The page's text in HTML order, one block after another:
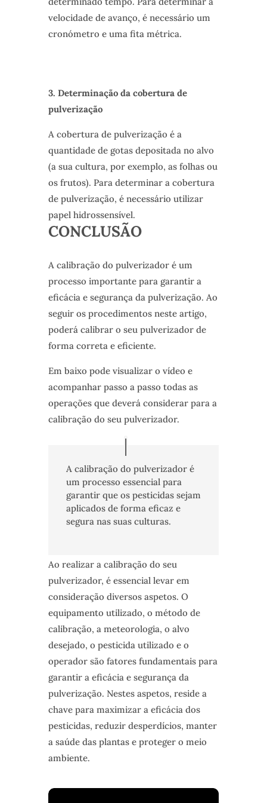
velocidade de avanço, é necessário um
cronómetro e uma fita métrica.
3. Determinação da cobertura de
pulverização
A cobertura de pulverização é a
quantidade de gotas depositada no alvo
(a sua cultura, por exemplo, as folhas ou
os frutos). Para determinar a cobertura
de pulverização, é necessário utilizar
papel hidrossensível.
CONCLUSÃO
A calibração do pulverizador é um
processo importante para garantir a
eficácia e segurança da pulverização. Ao
seguir os procedimentos neste artigo,
poderá calibrar o seu pulverizador de
forma correta e eficiente.
Em baixo pode visualizar o vídeo e
acompanhar passo a passo todas as
operações que deverá considerar para a
calibração do seu pulverizador.
A calibração do pulverizador é
um processo essencial para
garantir que os pesticidas sejam
aplicados de forma eficaz e
segura nas suas culturas.
Ao realizar a calibração do seu
pulverizador, é essencial levar em
consideração diversos aspetos. O
equipamento utilizado, o método de
calibração, a meteorologia, o alvo
desejado, o pesticida utilizado e o
operador são fatores fundamentais para
garantir a eficácia e segurança da
pulverização. Nestes aspetos, reside a
chave para maximizar a eficácia dos
pesticidas, reduzir desperdícios, manter
a saúde das plantas e proteger o meio
ambiente.